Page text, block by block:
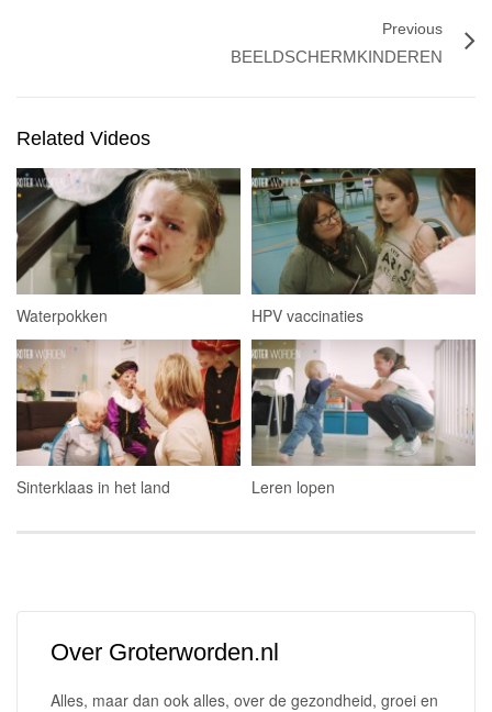
Previous
BEELDSCHERMKINDEREN
Related Videos
Waterpokken HPV vaccinaties
Sinterklaas in het land Leren lopen
Over Groterworden.nl
Alles, maar dan ook alles, over de gezondheid, groei en